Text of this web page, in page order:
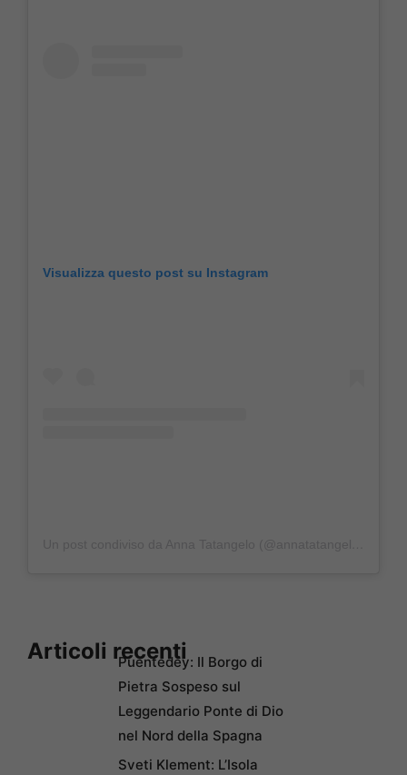
Visualizza questo post su Instagram
Articoli recentiPuentedey: Il Borgo di
Pietra Sospeso sul
Leggendario Ponte di Dio
nel Nord della Spagna
Sveti Klement: L’Isola